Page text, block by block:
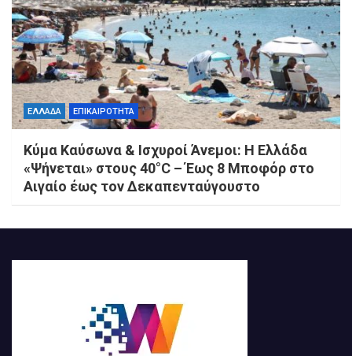
ΕΛΛΑΔΑ ΕΠΙΚΑΙΡΟΤΗΤΑ
Κύμα Καύσωνα & Ισχυροί Άνεμοι: Η Ελλάδα
«Ψήνεται» στους 40°C – Έως 8 Μποφόρ στο
Αιγαίο έως τον Δεκαπενταύγουστο